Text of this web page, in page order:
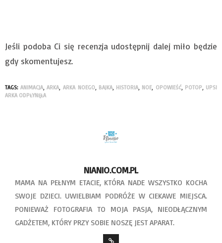
Jeśli podoba Ci się recenzja udostępnij dalej miło będzie
gdy skomentujesz.
TAGS: ANIMACJA,ARKA, ARKA NOEGO, BAJKA, HISTORIA, NOE, OPOWIEŚĆ, POTOP, UPS!
ARKA ODPŁYNĘŁA
NIANIO.COM.PL
MAMA NA PEŁNYM ETACIE, KTÓRA NADE WSZYSTKO KOCHA
SWOJE DZIECI. UWIELBIAM PODRÓŻE W CIEKAWE MIEJSCA.
PONIEWAŻ FOTOGRAFIA TO MOJA PASJA, NIEODŁĄCZNYM
GADŻETEM, KTÓRY PRZY SOBIE NOSZĘ JEST APARAT.